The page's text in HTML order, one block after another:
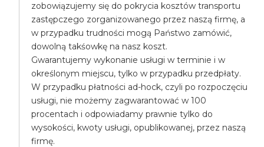
zobowiązujemy się do pokrycia kosztów transportu
zastępczego zorganizowanego przez naszą firmę, a
w przypadku trudności mogą Państwo zamówić,
dowolną takśowkę na nasz koszt.
Gwarantujemy wykonanie usługi w terminie i w
określonym miejscu, tylko w przypadku przedpłaty.
W przypadku płatności ad-hock, czyli po rozpoczęciu
usługi, nie możemy zagwarantować w 100
procentach i odpowiadamy prawnie tylko do
wysokości, kwoty usługi, opublikowanej, przez naszą
firmę.